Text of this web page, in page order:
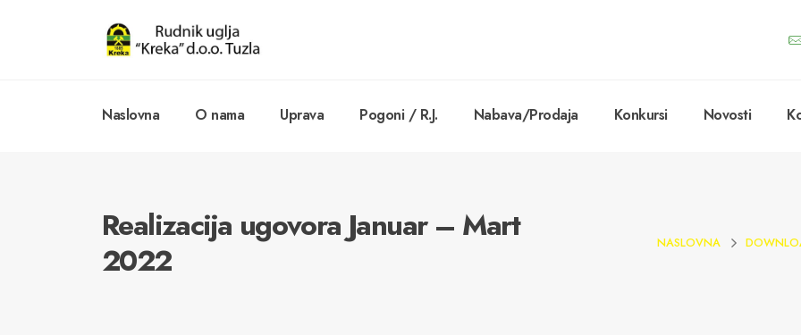
Naslovna O nama Uprava Pogoni / R.J. Nabava/Prodaja Konkursi Novosti
Realizacija ugovora Januar – Mart
2022
NASLOVNA